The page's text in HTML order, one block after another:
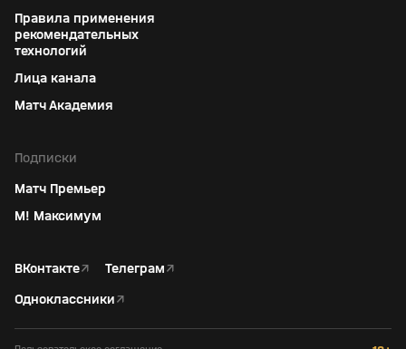
Правила применения
рекомендательных
технологий
Лица канала
Матч Академия
Подписки
Матч Премьер
М! Максимум
ВКонтакте↗ Телеграм↗
Одноклассники↗